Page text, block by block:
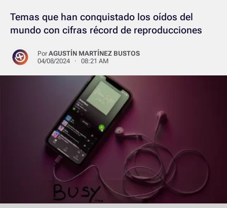
Temas que han conquistado los oídos del
mundo con cifras récord de reproducciones
PorAGUSTÍN MARTÍNEZ BUSTOS
04/08/2024 · 08:21 AM